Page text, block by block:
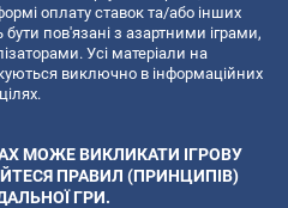
оплату ставок та/або інших
пов'язані з азартними іграми,
Усі матеріали на
виключно в інформаційних
цілях.
МОЖЕ ВИКЛИКАТИ ІГРОВУ
ПРАВИЛ (ПРИНЦИПІВ)
ГРИ.